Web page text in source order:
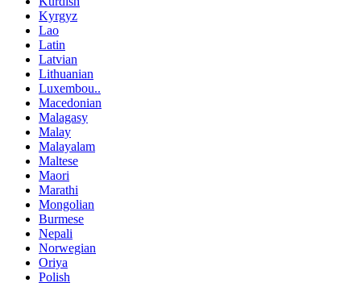
Kyrgyz
Lao
Latin
Latvian
Lithuanian
Luxembou..
Macedonian
Malagasy
Malay
Malayalam
Maltese
Maori
Marathi
Mongolian
Burmese
Nepali
Norwegian
Oriya
Polish